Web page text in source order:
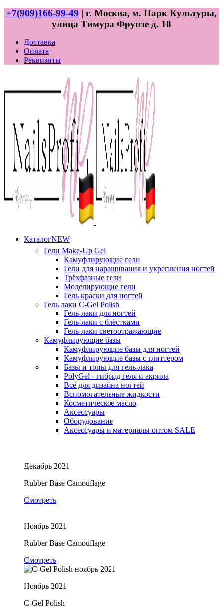
+7(909)166-99-49 | г. Москва, м. Парк Культуры,
улица Тимура Фрунзе д. 18
Доставка
Оплата
Реквизиты
КаталогNEW
Гели Make-Up Gel
Камуфлирующие гели
Гели для наращивания и укрепления ногтей
Трёхфазные гели
Моделирующие гели
Гель краски для ногтей
Гель лаки C-Gel Polish
Гель-лаки для ногтей
Гель-лаки с блёстками
Гель-лаки светоотражающие
Камуфлирующие базы
Камуфлирующие базы для ногтей
Камуфлирующие базы с глиттером
Базы и топы для гель-лака
PolyGel - гибрид геля и акрила
Всё для дизайна ногтей
Вспомогательные жидкости
Косметическое масло
Аксессуары
Оборудование
Аксессуары и материалы оптом SALE
Декабрь 2021
Rubber Base Camouflage
Смотреть
Ноябрь 2021
Rubber Base Camouflage
Смотреть
Ноябрь 2021
C-Gel Polish